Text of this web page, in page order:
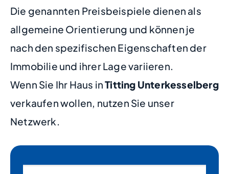
Die genannten Preisbeispiele dienen als
allgemeine Orientierung und können je
nach den spezifischen Eigenschaften der
Immobilie und ihrer Lage variieren.
Wenn Sie Ihr Haus inTitting Unterkesselberg
verkaufen wollen, nutzen Sie unser
Netzwerk.